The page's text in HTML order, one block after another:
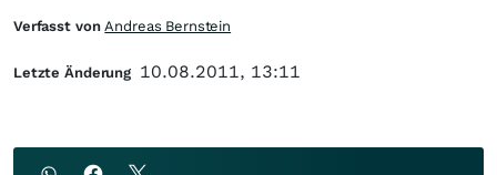
Verfasst vonAndreas Bernstein
Letzte Änderung 10.08.2011, 13:11